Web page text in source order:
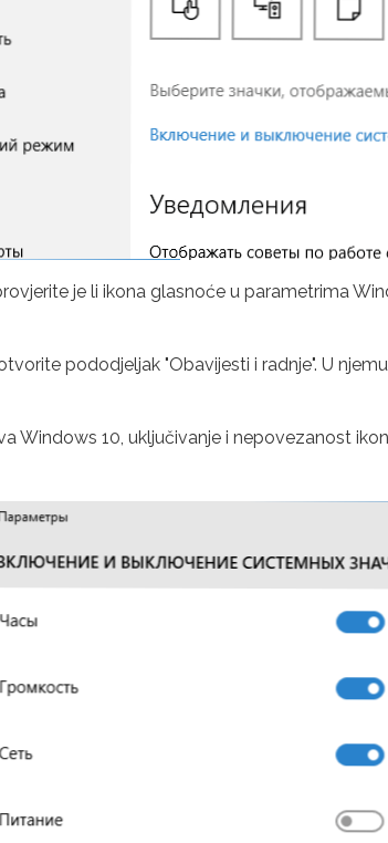
je li ikona glasnoće u parametrima
pododjeljak "Obavijesti i radnje". U
Windows 10, uključivanje i nepovezanost